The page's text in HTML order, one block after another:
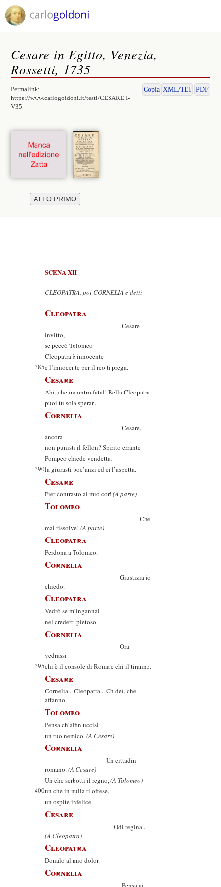
Cesare in Egitto, Venezia,
Rossetti, 1735
Permalink:
https://www.carlogoldoni.it/testi/CESARE|I-
V35
Copia XML/TEI PDF
SCENA XII
CLEOPATRA, poi CORNELIA e detti
Cleopatra
Cesare
invitto,
se peccò Tolomeo
Cleopatra è innocente
385e l’innocente per il reo ti prega.
Cesare
Ahi, che incontro fatal! Bella Cleopatra
puoi tu sola sperar...
Cornelia
Cesare,
ancora
non punisti il fellon? Spirito errante
Pompeo chiede vendetta,
390la giurasti poc’anzi ed ei l’aspetta.
Cesare
Fier contrasto al mio cor! (A parte)
Tolomeo
Che
mai rissolve! (A parte)
Cleopatra
Perdona a Tolomeo.
Cornelia
Giustizia io
chiedo.
Cleopatra
Vedrò se m’ingannai
nel crederti pietoso.
Cornelia
Ora
vedrassi
395chi è il console di Roma e chi il tiranno.
Cesare
Cornelia... Cleopatra... Oh dei, che
affanno.
Tolomeo
Pensa ch’alfin uccisi
un tuo nemico.(A Cesare)
Cornelia
Un cittadin
romano.(A Cesare)
Un che serbotti il regno,(A Tolomeo)
400un che in nulla ti offese,
un ospite infelice.
Cesare
Odi regina...
(A Cleopatra)
Cleopatra
Donalo al mio dolor.
Cornelia
Pensa ai